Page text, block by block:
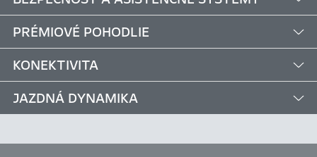
PRÉMIOVÉ POHODLIE
KONEKTIVITA
JAZDNÁ DYNAMIKA